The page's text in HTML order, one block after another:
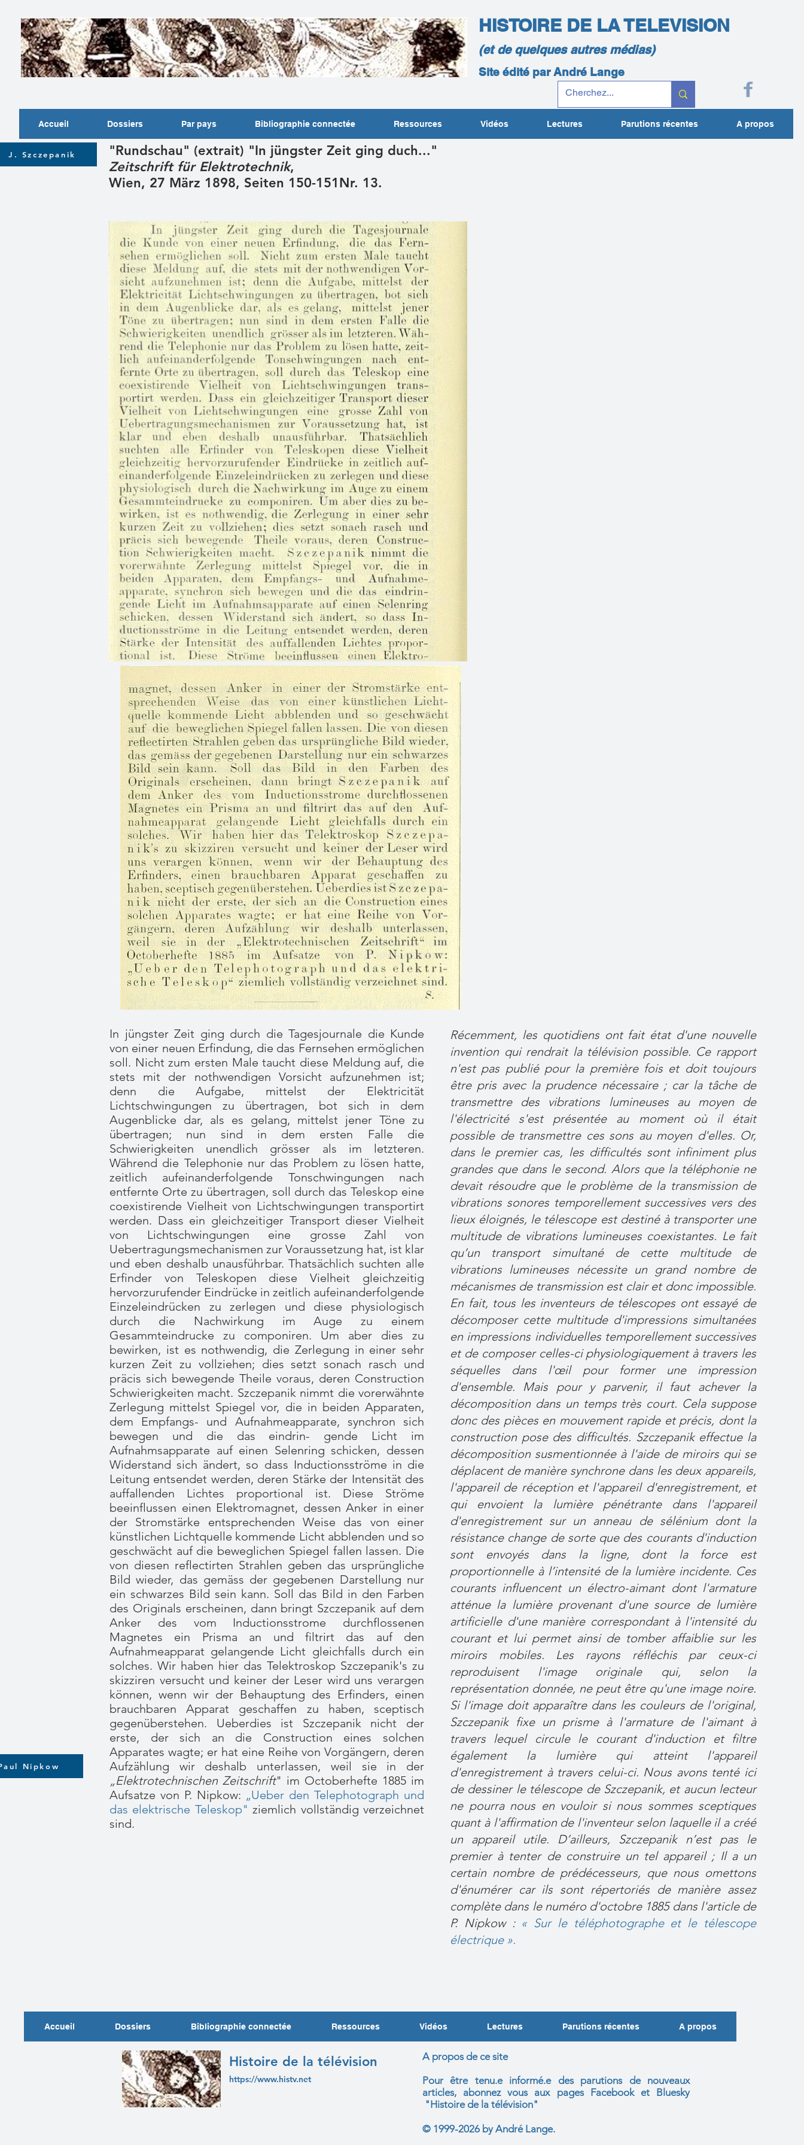
HISTOIRE DE LA TELEVISION
(et de quelques autres médias)
Site édité par André Lange
Accueil Dossiers Par pays Bibliographie connectée Ressources Vidéos Lectures Parutions récentes A propos
J. Szczepanik
"Rundschau" (extrait) "In jüngster Zeit ging duch..."
Zeitschrift für Elektrotechnik,
Wien, 27 März 1898, Seiten 150-151Nr. 13.
Nipkow
In jüngster Zeit ging durch die Tagesjournale die Kunde
von einer neuen Erfindung, die das Fernsehen ermöglichen
soll. Nicht zum ersten Male taucht diese Meldung auf, die
stets mit der nothwendigen Vorsicht aufzunehmen ist;
denn die Aufgabe, mittelst der Elektricität
Lichtschwingungen zu übertragen, bot sich in dem
Augenblicke dar, als es gelang, mittelst jener Töne zu
übertragen; nun sind in dem ersten Falle die
Schwierigkeiten unendlich grösser als im letzteren.
Während die Telephonie nur das Problem zu lösen hatte,
zeitlich aufeinanderfolgende Tonschwingungen nach
entfernte Orte zu übertragen, soll durch das Teleskop eine
coexistirende Vielheit von Lichtschwingungen transportirt
werden. Dass ein gleichzeitiger Transport dieser Vielheit
von Lichtschwingungen eine grosse Zahl von
Uebertragungsmechanismen zur Voraussetzung hat, ist klar
und eben deshalb unausführbar. Thatsächlich suchten alle
Erfinder von Teleskopen diese Vielheit gleichzeitig
hervorzurufender Eindrücke in zeitlich aufeinanderfolgende
Einzeleindrücken zu zerlegen und diese physiologisch
durch die Nachwirkung im Auge zu einem
Gesammteindrucke zu componiren. Um aber dies zu
bewirken, ist es nothwendig, die Zerlegung in einer sehr
kurzen Zeit zu vollziehen; dies setzt sonach rasch und
präcis sich bewegende Theile voraus, deren Construction
Schwierigkeiten macht. Szczepanik nimmt die vorerwähnte
Zerlegung mittelst Spiegel vor, die in beiden Apparaten,
dem Empfangs- und Aufnahmeapparate, synchron sich
bewegen und die das eindrin- gende Licht im
Aufnahmsapparate auf einen Selenring schicken, dessen
Widerstand sich ändert, so dass Inductionsströme in die
Leitung entsendet werden, deren Stärke der Intensität des
auffallenden Lichtes proportional ist. Diese Ströme
beeinflussen einen Elektromagnet, dessen Anker in einer
der Stromstärke entsprechenden Weise das von einer
künstlichen Lichtquelle kommende Licht abblenden und so
geschwächt auf die beweglichen Spiegel fallen lassen. Die
von diesen reflectirten Strahlen geben das ursprüngliche
Bild wieder, das gemäss der gegebenen Darstellung nur
ein schwarzes Bild sein kann. Soll das Bild in den Farben
des Originals erscheinen, dann bringt Szczepanik auf dem
Anker des vom Inductionsstrome durchflossenen
Magnetes ein Prisma an und filtrirt das auf den
Aufnahmeapparat gelangende Licht gleichfalls durch ein
solches. Wir haben hier das Telektroskop Szczepanik's zu
skizziren versucht und keiner der Leser wird uns verargen
können, wenn wir der Behauptung des Erfinders, einen
brauchbaren Apparat geschaffen zu haben, sceptisch
gegenüberstehen. Ueberdies ist Szczepanik nicht der
erste, der sich an die Construction eines solchen
Apparates wagte; er hat eine Reihe von Vorgängern, deren
Aufzählung wir deshalb unterlassen, weil sie in der
„Elektrotechnischen Zeitschrift" im Octoberhefte 1885 im
Aufsatze von P. Nipkow: „Ueber den Telephotograph und
das elektrische Teleskop"ziemlich vollständig verzeichnet
sind.
Récemment, les quotidiens ont fait état d'une nouvelle
invention qui rendrait la télévision possible. Ce rapport
n'est pas publié pour la première fois et doit toujours
être pris avec la prudence nécessaire ; car la tâche de
transmettre des vibrations lumineuses au moyen de
l'électricité s'est présentée au moment où il était
possible de transmettre ces sons au moyen d'elles. Or,
dans le premier cas, les difficultés sont infiniment plus
grandes que dans le second. Alors que la téléphonie ne
devait résoudre que le problème de la transmission de
vibrations sonores temporellement successives vers des
lieux éloignés, le télescope est destiné à transporter une
multitude de vibrations lumineuses coexistantes. Le fait
qu’un transport simultané de cette multitude de
vibrations lumineuses nécessite un grand nombre de
mécanismes de transmission est clair et donc impossible.
En fait, tous les inventeurs de télescopes ont essayé de
décomposer cette multitude d'impressions simultanées
en impressions individuelles temporellement successives
et de composer celles-ci physiologiquement à travers les
séquelles dans l'œil pour former une impression
d'ensemble. Mais pour y parvenir, il faut achever la
décomposition dans un temps très court. Cela suppose
donc des pièces en mouvement rapide et précis, dont la
construction pose des difficultés. Szczepanik effectue la
décomposition susmentionnée à l'aide de miroirs qui se
déplacent de manière synchrone dans les deux appareils,
l'appareil de réception et l'appareil d'enregistrement, et
qui envoient la lumière pénétrante dans l'appareil
d'enregistrement sur un anneau de sélénium dont la
résistance change de sorte que des courants d'induction
sont envoyés dans la ligne, dont la force est
proportionnelle à l’intensité de la lumière incidente. Ces
courants influencent un électro-aimant dont l'armature
atténue la lumière provenant d'une source de lumière
artificielle d'une manière correspondant à l'intensité du
courant et lui permet ainsi de tomber affaiblie sur les
miroirs mobiles. Les rayons réfléchis par ceux-ci
reproduisent l'image originale qui, selon la
représentation donnée, ne peut être qu'une image noire.
Si l'image doit apparaître dans les couleurs de l'original,
Szczepanik fixe un prisme à l'armature de l'aimant à
travers lequel circule le courant d'induction et filtre
également la lumière qui atteint l'appareil
d'enregistrement à travers celui-ci. Nous avons tenté ici
de dessiner le télescope de Szczepanik, et aucun lecteur
ne pourra nous en vouloir si nous sommes sceptiques
quant à l'affirmation de l'inventeur selon laquelle il a créé
un appareil utile. D’ailleurs, Szczepanik n’est pas le
premier à tenter de construire un tel appareil ; Il a un
certain nombre de prédécesseurs, que nous omettons
d'énumérer car ils sont répertoriés de manière assez
complète dans le numéro d'octobre 1885 dans l'article de
P. Nipkow : « Sur le téléphotographe et le télescope
électrique ».
Accueil Dossiers Bibliographie connectée Ressources Vidéos Lectures Parutions récentes A propos
Histoire de la télévision
https://www.histv.net
A propos de ce site
Pour être tenu.e informé.e des parutions de nouveaux
articles, abonnez vous aux pages Facebook et Bluesky
"Histoire de la télévision"
© 1999-2026 by André Lange.